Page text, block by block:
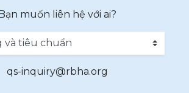
muốn liên hệ với ai?
qs-inquiry@rbha.org